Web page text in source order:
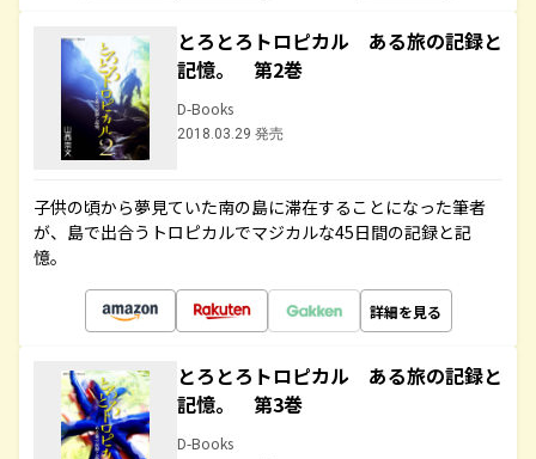
とろとろトロピカル ある旅の記録と
記憶。 第2巻
D-Books
2018.03.29 発売
子供の頃から夢見ていた南の島に滞在することになった筆者
が、島で出合うトロピカルでマジカルな45日間の記録と記
憶。
詳細を見る
とろとろトロピカル ある旅の記録と
記憶。 第3巻
D-Books